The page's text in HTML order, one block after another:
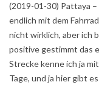
(2019-01-30) Pattaya –
endlich mit dem
nicht wirklich, aber ich
positive gestimmt das
Strecke kenne ich ja
Tage, und ja hier gibt